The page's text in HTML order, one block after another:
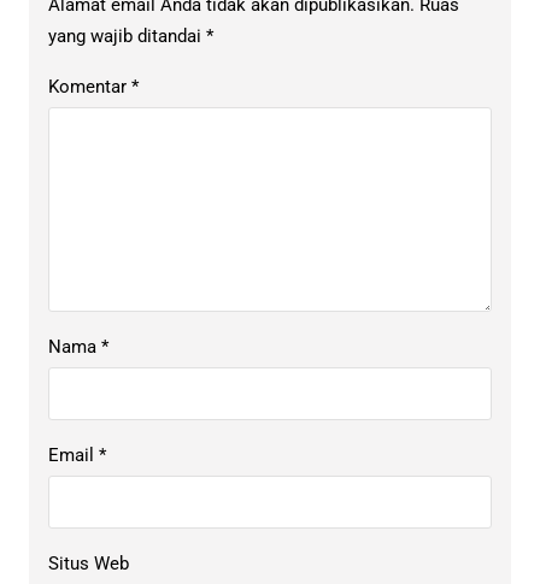
Alamat email Anda tidak akan dipublikasikan. Ruas
yang wajib ditandai *
Komentar *
Nama *
Email *
Situs Web